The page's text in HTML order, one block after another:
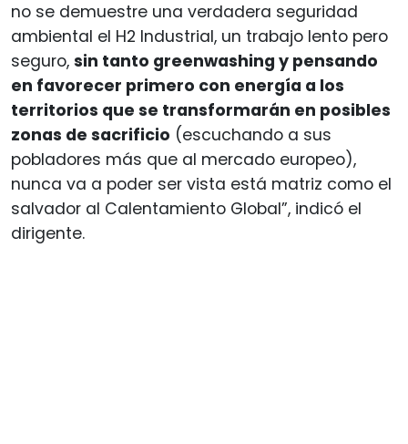
no se demuestre una verdadera seguridad
ambiental el H2 Industrial, un trabajo lento pero
seguro, sin tanto greenwashing y pensando
en favorecer primero con energía a los
territorios que se transformarán en posibles
zonas de sacrificio (escuchando a sus
pobladores más que al mercado europeo),
nunca va a poder ser vista está matriz como el
salvador al Calentamiento Global”, indicó el
dirigente.